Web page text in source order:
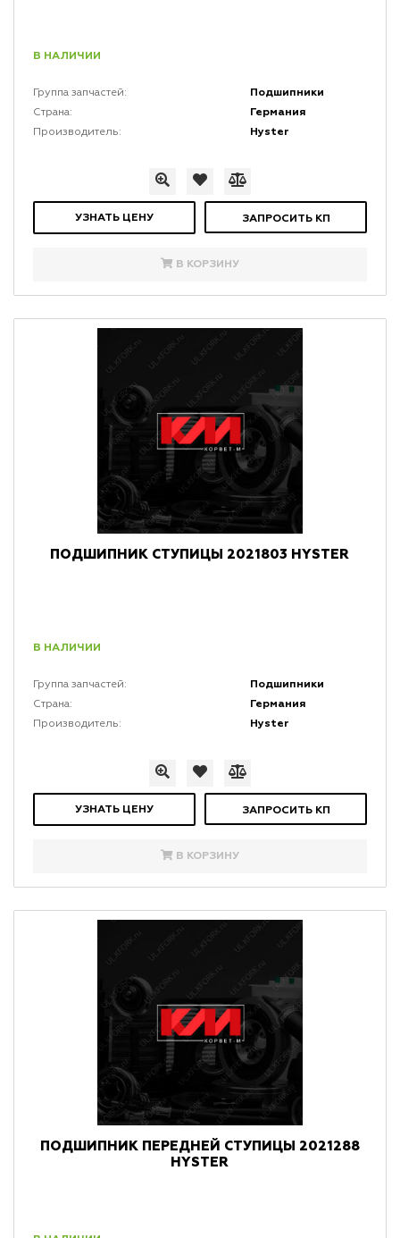
В НАЛИЧИИ
Группа запчастей: Подшипники
Страна: Германия
Производитель: Hyster
УЗНАТЬ ЦЕНУ ЗАПРОСИТЬ КП
В КОРЗИНУ
ПОДШИПНИК СТУПИЦЫ 2021803 HYSTER
В НАЛИЧИИ
Группа запчастей: Подшипники
Страна: Германия
Производитель: Hyster
УЗНАТЬ ЦЕНУ ЗАПРОСИТЬ КП
В КОРЗИНУ
ПОДШИПНИК ПЕРЕДНЕЙ СТУПИЦЫ 2021288
HYSTER